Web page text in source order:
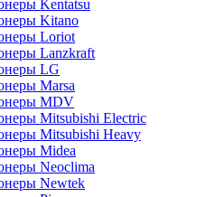
Kentatsu
Kitano
Loriot
Lanzkraft
LG
Marsa
MDV
Mitsubishi Electric
Mitsubishi Heavy
Midea
Neoclima
Newtek